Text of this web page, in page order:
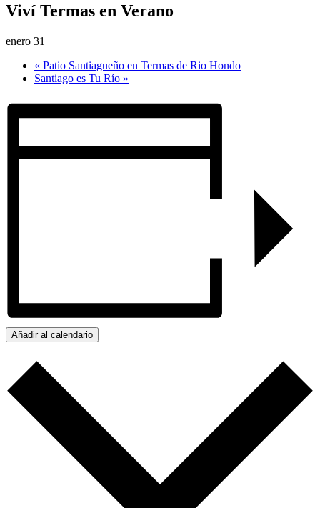
Viví Termas en Verano
enero 31
« Patio Santiagueño en Termas de Rio Hondo
Santiago es Tu Río »
Añadir al calendario